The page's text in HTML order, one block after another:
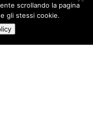
scrollando la pagina
gli stessi cookie.